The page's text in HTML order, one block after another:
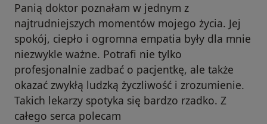
Panią doktor poznałam w jednym z
najtrudniejszych momentów mojego życia. Jej
spokój, ciepło i ogromna empatia były dla mnie
niezwykle ważne. Potrafi nie tylko
profesjonalnie zadbać o pacjentkę, ale także
okazać zwykłą ludzką życzliwość i zrozumienie.
Takich lekarzy spotyka się bardzo rzadko. Z
całego serca polecam